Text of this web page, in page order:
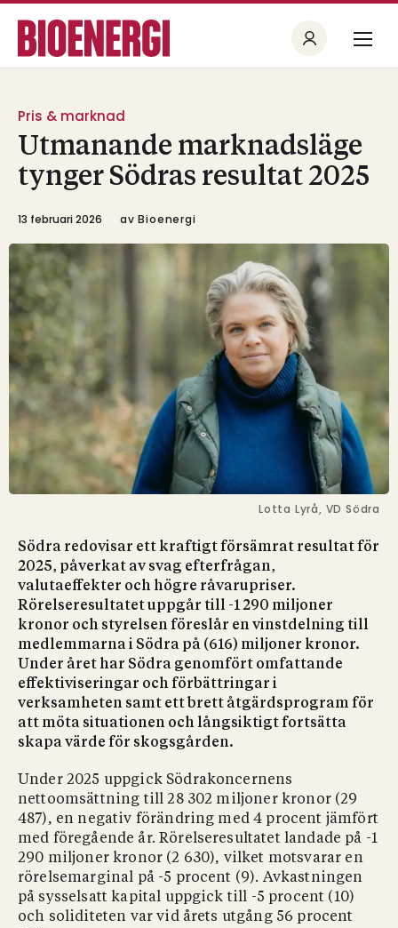
Pris & marknad
Utmanande marknadsläge
tynger Södras resultat 2025
13 februari 2026 av Bioenergi
Lotta Lyrå, VD Södra
Södra redovisar ett kraftigt försämrat resultat för
2025, påverkat av svag efterfrågan,
valutaeffekter och högre råvarupriser.
Rörelseresultatet uppgår till -1 290 miljoner
kronor och styrelsen föreslår en vinstdelning till
medlemmarna i Södra på (616) miljoner kronor.
Under året har Södra genomfört omfattande
effektiviseringar och förbättringar i
verksamheten samt ett brett åtgärdsprogram för
att möta situationen och långsiktigt fortsätta
skapa värde för skogsgården.
Under 2025 uppgick Södrakoncernens
nettoomsättning till 28 302 miljoner kronor (29
487), en negativ förändring med 4 procent jämfört
med föregående år. Rörelseresultatet landade på -1
290 miljoner kronor (2 630), vilket motsvarar en
rörelsemarginal på -5 procent (9). Avkastningen
på sysselsatt kapital uppgick till -5 procent (10)
och soliditeten var vid årets utgång 56 procent